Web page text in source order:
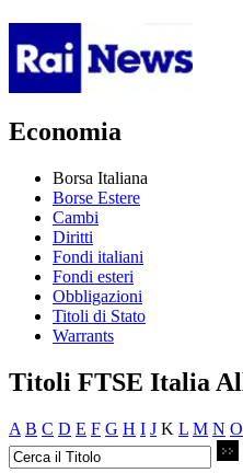
Economia
Borsa Italiana
Borse Estere
Cambi
Diritti
Fondi italiani
Fondi esteri
Obbligazioni
Titoli di Stato
Warrants
Titoli FTSE Italia
A B C D E F G H I J K L M N O